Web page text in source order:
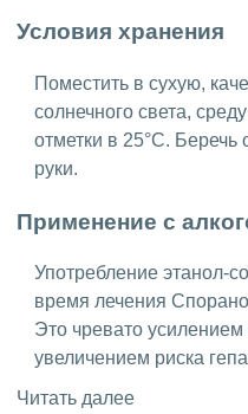
Условия хранения
Поместить в сухую,
солнечного света,
отметки в 25°C. Беречь
руки.
Применение с
Употребление этанол-
время лечения
Это чревато усилением
увеличением риска
Читать далее